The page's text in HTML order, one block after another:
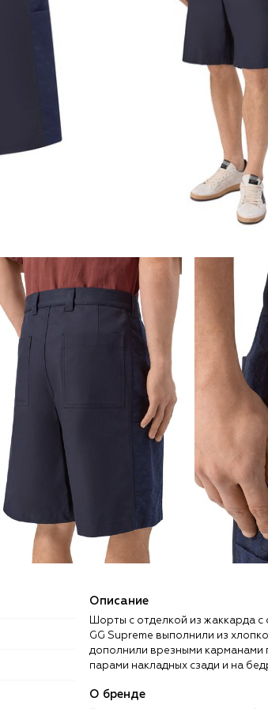
Описание
Шорты с отделкой из жаккарда
GG Supreme выполнили из
дополнили врезными карманами
парами накладных сзади и на
О бренде